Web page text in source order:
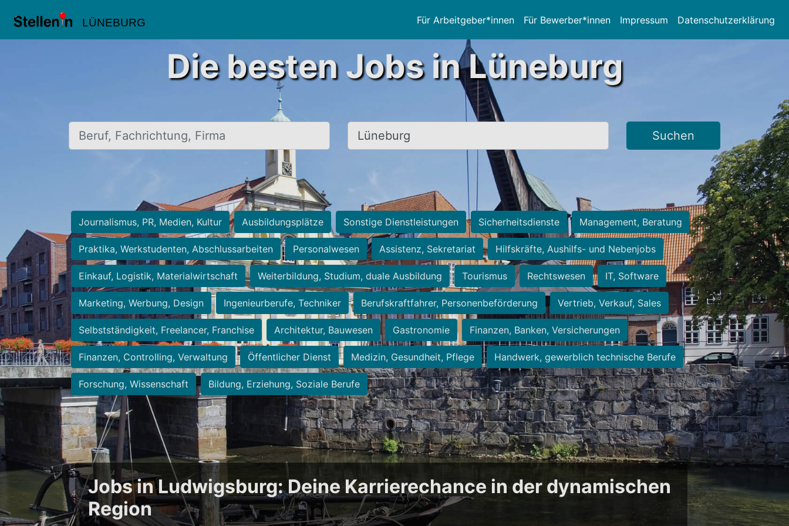
LÜNEBURG Für Arbeitgeber*innen Für Bewerber*innen Impressum Datenschutzerklärung
Die besten Jobs in Lüneburg
Beruf, Fachrichtung, Firma Ort, Stadt Suchen
Journalismus, PR, Medien, Kultur Ausbildungsplätze Sonstige Dienstleistungen Sicherheitsdienste Management, Beratung
Praktika, Werkstudenten, Abschlussarbeiten Personalwesen Assistenz, Sekretariat Hilfskräfte, Aushilfs- und Nebenjobs
Einkauf, Logistik, Materialwirtschaft Weiterbildung, Studium, duale Ausbildung Tourismus Rechtswesen IT, Software
Marketing, Werbung, Design Ingenieurberufe, Techniker Berufskraftfahrer, Personenbeförderung Vertrieb, Verkauf, Sales
Selbstständigkeit, Freelancer, Franchise Architektur, Bauwesen Gastronomie Finanzen, Banken, Versicherungen
Finanzen, Controlling, Verwaltung Öffentlicher Dienst Medizin, Gesundheit, Pflege Handwerk, gewerblich technische Berufe
Forschung, Wissenschaft Bildung, Erziehung, Soziale Berufe
Jobs in Ludwigsburg: Deine Karrierechance in der dynamischen
Region